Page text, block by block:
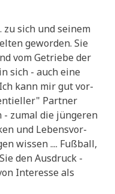
zu sich und sei­nem
gewor­den. Sie
vom Getrie­be der
sich - auch eine
kann mir gut vor­
Part­ner
- zumal die jün­ge­ren
und Lebens­vor­
wis­sen .... Fuß­ball,
den Aus­druck -
Inter­es­se als